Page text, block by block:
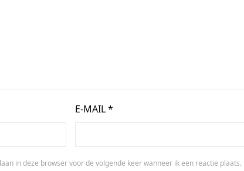
E-MAIL*
in deze browser voor de volgende keer wanneer ik een reactie plaats.